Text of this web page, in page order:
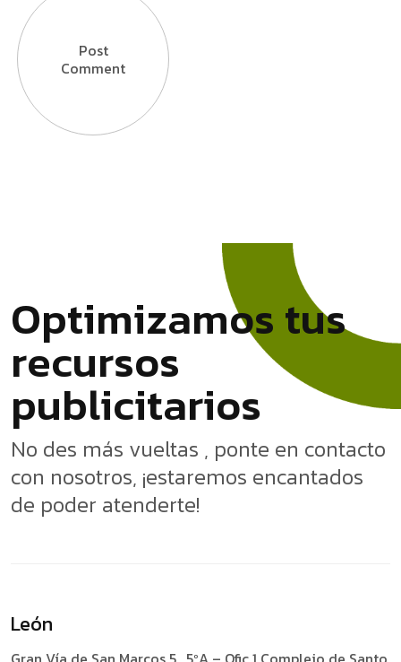
Post
Comment
Optimizamostus
recursos
publicitarios
No des más vueltas , ponte en contacto
con nosotros, ¡estaremos encantados
de poder atenderte!
León